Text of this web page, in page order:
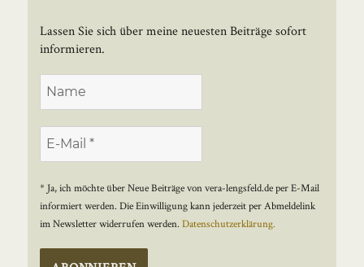
Lassen Sie sich über meine neuesten Beiträge sofort
informieren.
* Ja, ich möchte über Neue Beiträge von vera-lengsfeld.de per E-Mail
informiert werden. Die Einwilligung kann jederzeit per Abmeldelink
im Newsletter widerrufen werden.Datenschutzerklärung.